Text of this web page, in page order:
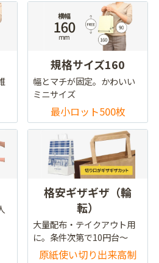
規格サイズ160
幅とマチが固定。かわいい
ミニサイズ
最小ロット500枚
格安ギザギザ（輪
転）
大量配布・テイクアウト用
に。条件次第で10円台～
原紙使い切り出来高制